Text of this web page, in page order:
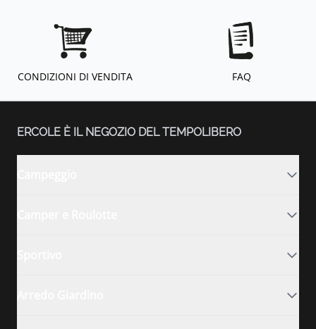
CONDIZIONI DI VENDITA FAQ
ERCOLE È IL NEGOZIO DEL TEMPOLIBERO